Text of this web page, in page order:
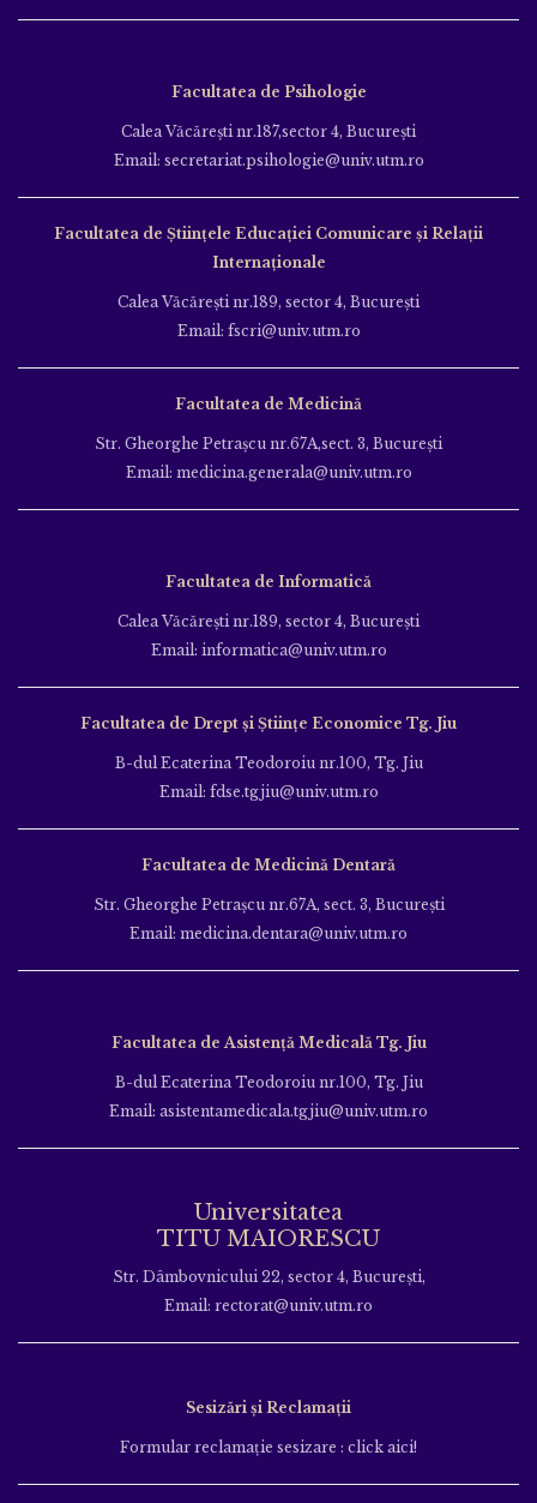
Facultatea de Psihologie
Calea Văcăreşti nr.187,sector 4, Bucureşti
Email: secretariat.psihologie@univ.utm.ro
Facultatea de Ştiinţele Educației Comunicare și Relații
Internaționale
Calea Văcăreşti nr.189, sector 4, Bucureşti
Email: fscri@univ.utm.ro
Facultatea de Medicină
Str. Gheorghe Petraşcu nr.67A,sect. 3, Bucureşti
Email: medicina.generala@univ.utm.ro
Facultatea de Informatică
Calea Văcăreşti nr.189, sector 4, Bucureşti
Email: informatica@univ.utm.ro
Facultatea de Drept și Științe Economice Tg. Jiu
B-dul Ecaterina Teodoroiu nr.100, Tg. Jiu
Email: fdse.tgjiu@univ.utm.ro
Facultatea de Medicină Dentară
Str. Gheorghe Petraşcu nr.67A, sect. 3, Bucureşti
Email: medicina.dentara@univ.utm.ro
Facultatea de Asistență Medicală Tg. Jiu
B-dul Ecaterina Teodoroiu nr.100, Tg. Jiu
Email: asistentamedicala.tgjiu@univ.utm.ro
Universitatea
TITU MAIORESCU
Str. Dâmbovnicului 22, sector 4, București,
Email: rectorat@univ.utm.ro
Sesizări și Reclamații
Formular reclamație sesizare : click aici!